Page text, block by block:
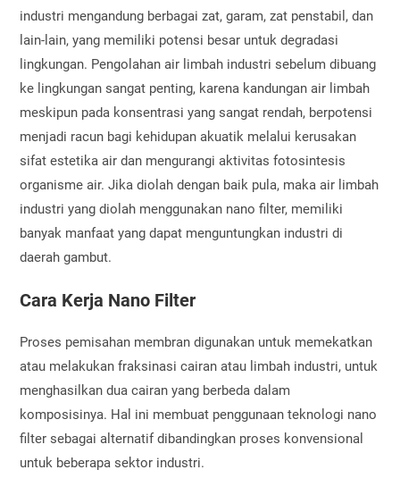
industri mengandung berbagai zat, garam, zat penstabil, dan
lain-lain, yang memiliki potensi besar untuk degradasi
lingkungan. Pengolahan air limbah industri sebelum dibuang
ke lingkungan sangat penting, karena kandungan air limbah
meskipun pada konsentrasi yang sangat rendah, berpotensi
menjadi racun bagi kehidupan akuatik melalui kerusakan
sifat estetika air dan mengurangi aktivitas fotosintesis
organisme air. Jika diolah dengan baik pula, maka air limbah
industri yang diolah menggunakan nano filter, memiliki
banyak manfaat yang dapat menguntungkan industri di
daerah gambut.
Cara Kerja Nano Filter
Proses pemisahan membran digunakan untuk memekatkan
atau melakukan fraksinasi cairan atau limbah industri, untuk
menghasilkan dua cairan yang berbeda dalam
komposisinya. Hal ini membuat penggunaan teknologi nano
filter sebagai alternatif dibandingkan proses konvensional
untuk beberapa sektor industri.